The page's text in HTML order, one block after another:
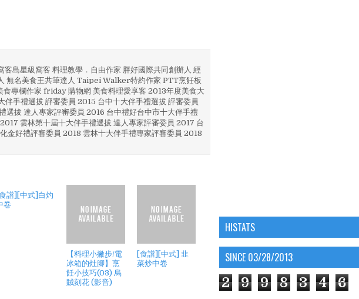
客島星級窩客 料理教學．自由作家 胖好國際共同創辦人 經
無名美食王共筆達人 Taipei Walker特約作家 PTT烹飪板
專欄作家 friday 購物網 美食料理愛享客 2013年度美食大
手禮選拔 評審委員 2015 台中十大伴手禮選拔 評審委員
選拔 達人專家評審委員 2016 台中禮好台中市十大伴手禮
雲林第十屆十大伴手禮選拔 達人專家評審委員 2017 台
金好禮評審委員 2018 雲林十大伴手禮專家評審委員 2018
譜][中式]白灼
卷
【料理小撇步/電
冰箱的灶腳】烹
飪小技巧(03) 烏
賊刻花 (影音)
[食譜][中式] 韭
菜炒中卷
HISTATS
SINCE 03/28/2013
2 9 9 8 3 4 6